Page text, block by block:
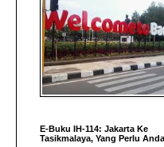
E-Buku IH-114: Jakarta Ke
Tasikmalaya, Yang Perlu